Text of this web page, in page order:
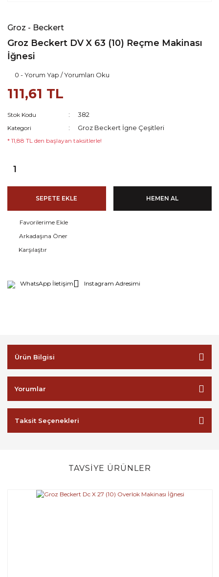
Groz - Beckert
Groz Beckert DV X 63 (10) Reçme Makinası
İğnesi
0 - Yorum Yap / Yorumları Oku
111,61 TL
Stok Kodu 382
Kategori Groz Beckert İgne Çeşitleri
* 11,88 TL den başlayan taksitlerle!
SEPETE EKLE HEMEN AL
Arkadaşına Öner
Karşılaştır
WhatsApp İletişim Instagram Adresimi
Ürün Bilgisi
Yorumlar
Taksit Seçenekleri
TAVSİYE ÜRÜNLER